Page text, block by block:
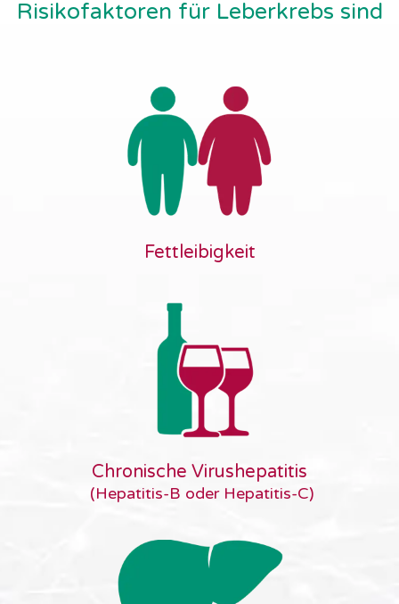
Risikofaktoren für Leberkrebs sind
Fettleibigkeit
Chronische Virushepatitis
(Hepatitis-B oder Hepatitis-C)